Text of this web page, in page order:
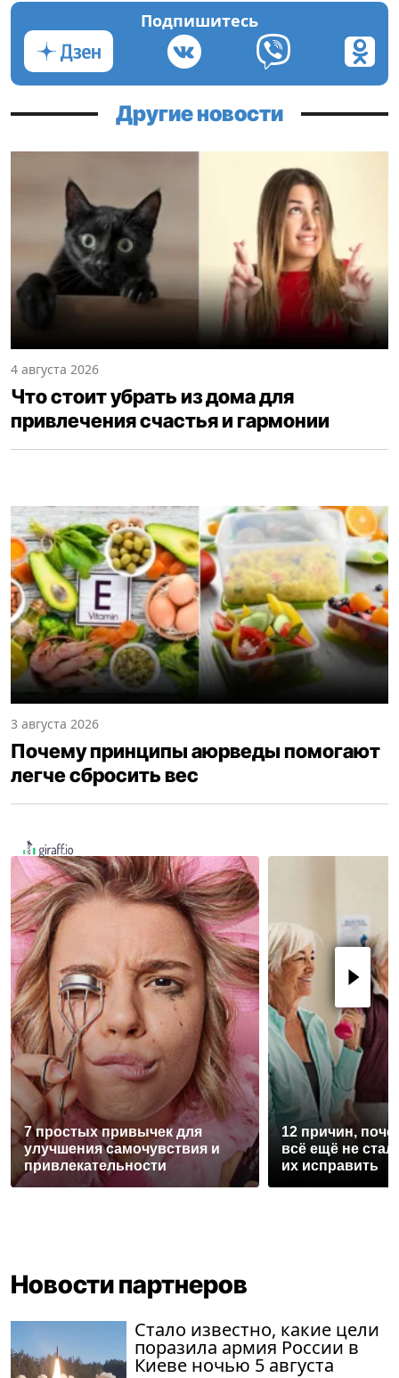
Подпишитесь
Другие новости
4 августа 2026
Что стоит убрать из дома для
привлечения счастья и гармонии
3 августа 2026
Почему принципы аюрведы помогают
легче сбросить вес
7 простых привычек для
улучшения самочувствия и
привлекательности
12 причин,
всё ещё не
их исправить
Новости партнеров
Стало известно, какие цели
поразила армия России в
Киеве ночью 5 августа